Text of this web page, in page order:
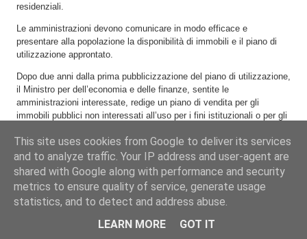
residenziali.
Le amministrazioni devono comunicare in modo efficace e
presentare alla popolazione la disponibilità di immobili e il piano di
utilizzazione approntato.
Dopo due anni dalla prima pubblicizzazione del piano di utilizzazione,
il Ministro per dell’economia e delle finanze, sentite le
amministrazioni interessate, redige un piano di vendita per gli
immobili pubblici non interessati all’uso per i fini istituzionali o per gli
ART. 14
(Tutela del territorio non urbanizzato)
This site uses cookies from Google to deliver its services
and to analyze traffic. Your IP address and user-agent are
shared with Google along with performance and security
metrics to ensure quality of service, generate usage
statistics, and to detect and address abuse.
LEARN MORE
GOT IT